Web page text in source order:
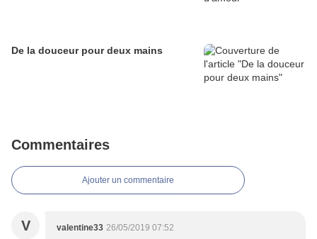
De la douceur pour deux mains
Commentaires
Ajouter un commentaire
V valentine33 26/05/2019 07:52